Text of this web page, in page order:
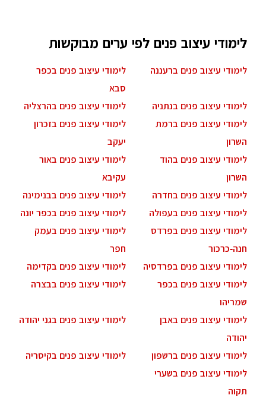
לימודי עיצוב פנים לפי ערים מבוקשות
לימודי עיצוב פנים ברעננה
לימודי עיצוב פנים בכפר
סבא
לימודי עיצוב פנים בנתניה
לימודי עיצוב פנים בהרצליה
לימודי עיצוב פנים ברמת
השרון
לימודי עיצוב פנים בזכרון
יעקב
לימודי עיצוב פנים בהוד
השרון
לימודי עיצוב פנים באור
עקיבא
לימודי עיצוב פנים בחדרה
לימודי עיצוב פנים בבנימינה
לימודי עיצוב פנים בעפולה
לימודי עיצוב פנים בכפר יונה
לימודי עיצוב פנים בפרדס
חנה-כרכור
לימודי עיצוב פנים בעמק
חפר
לימודי עיצוב פנים בפרדסיה
לימודי עיצוב פנים בקדימה
לימודי עיצוב פנים בכפר
שמריהו
לימודי עיצוב פנים בבצרה
לימודי עיצוב פנים באבן
יהודה
לימודי עיצוב פנים בגני יהודה
לימודי עיצוב פנים ברשפון
לימודי עיצוב פנים בקיסריה
לימודי עיצוב פנים בשערי
תקוה